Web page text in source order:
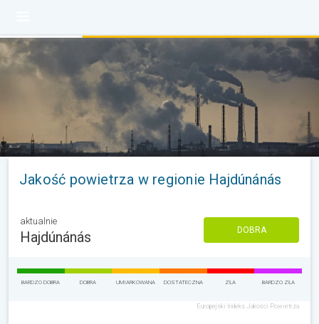
Jakość powietrza w regionie Hajdúnánás
aktualnie
Hajdúnánás DOBRA
BARDZO DOBRA DOBRA UMIARKOWANA DOSTATECZNA ZŁA BARDZO ZŁA
Europejski Indeks Jakości Powietrza